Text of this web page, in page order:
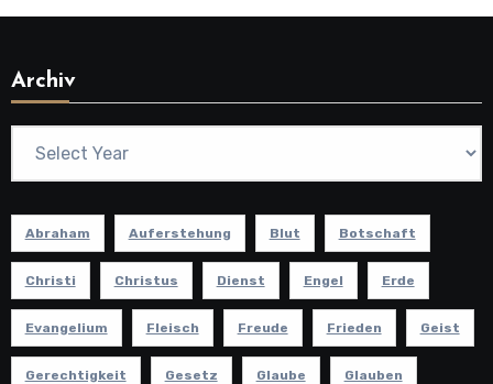
Archiv
Abraham Auferstehung Blut Botschaft
Christi Christus Dienst Engel Erde
Evangelium Fleisch Freude Frieden Geist
Gerechtigkeit Gesetz Glaube Glauben